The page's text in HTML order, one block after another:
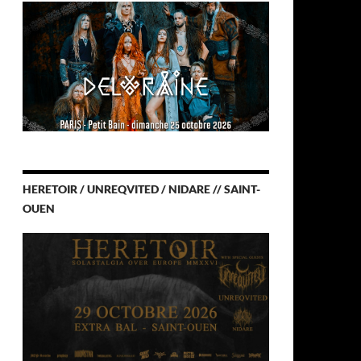
HERETOIR / UNREQVITED / NIDARE // SAINT-
OUEN